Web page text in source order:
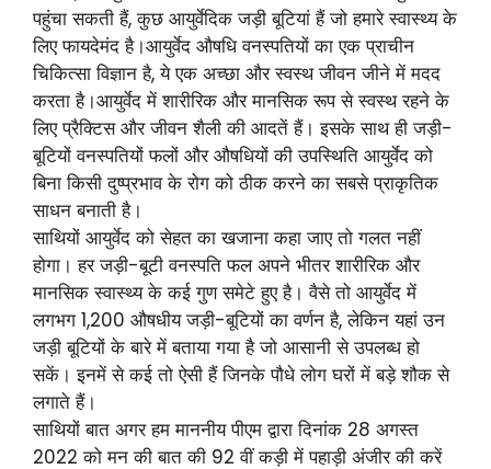
पहुंचा सकती हैं, कुछ आयुर्वेदिक जड़ी बूटियां हैं जो हमारे स्वास्थ्य के
लिए फायदेमंद है।आयुर्वेद औषधि वनस्पतियों का एक प्राचीन
चिकित्सा विज्ञान है, ये एक अच्छा और स्वस्थ जीवन जीने में मदद
करता है।आयुर्वेद में शारीरिक और मानसिक रूप से स्वस्थ रहने के
लिए प्रैक्टिस और जीवन शैली की आदतें हैं। इसके साथ ही जड़ी-
बूटियों वनस्पतियों फलों और औषधियों की उपस्थिति आयुर्वेद को
बिना किसी दुष्प्रभाव के रोग को ठीक करने का सबसे प्राकृतिक
साधन बनाती है।
साथियों आयुर्वेद को सेहत का खजाना कहा जाए तो गलत नहीं
होगा। हर जड़ी-बूटी वनस्पति फल अपने भीतर शारीरिक और
मानसिक स्वास्थ्य के कई गुण समेटे हुए है। वैसे तो आयुर्वेद में
लगभग 1,200 औषधीय जड़ी-बूटियों का वर्णन है, लेकिन यहां उन
जड़ी बूटियों के बारे में बताया गया है जो आसानी से उपलब्ध हो
सकें। इनमें से कई तो ऐसी हैं जिनके पौधे लोग घरों में बड़े शौक से
लगाते हैं।
साथियों बात अगर हम माननीय पीएम द्वारा दिनांक 28 अगस्त
2022 को मन की बात की 92 वीं कड़ी में पहाड़ी अंजीर की करें